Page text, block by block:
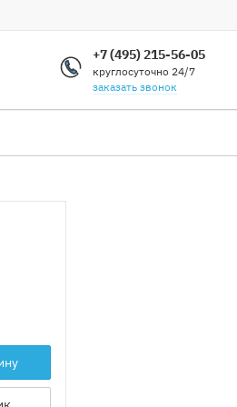
+7 (495) 215-56-05
круглосуточно 24/7
заказать звонок